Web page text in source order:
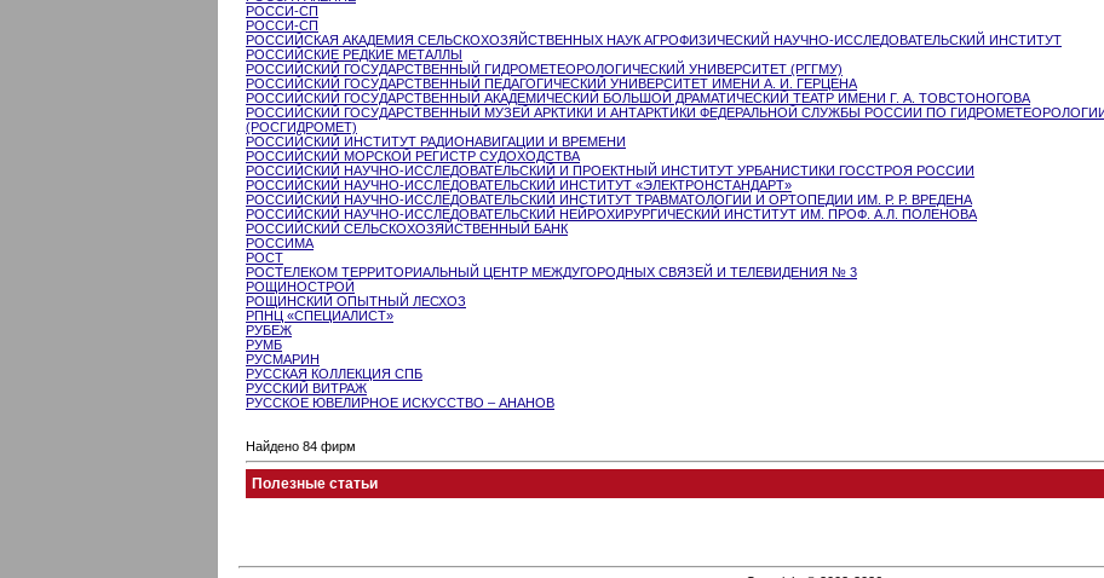
РОССИ-СП
РОССИ-СП
РОССИЙСКАЯ АКАДЕМИЯ СЕЛЬСКОХОЗЯЙСТВЕННЫХ НАУК АГРОФИЗИЧЕСКИЙ НАУЧНО-ИССЛЕДОВАТЕЛЬСКИЙ ИНСТИТУТ
РОССИЙСКИЕ РЕДКИЕ МЕТАЛЛЫ
РОССИЙСКИЙ ГОСУДАРСТВЕННЫЙ ГИДРОМЕТЕОРОЛОГИЧЕСКИЙ УНИВЕРСИТЕТ (РГГМУ)
РОССИЙСКИЙ ГОСУДАРСТВЕННЫЙ ПЕДАГОГИЧЕСКИЙ УНИВЕРСИТЕТ ИМЕНИ А. И. ГЕРЦЕНА
РОССИЙСКИЙ ГОСУДАРСТВЕННЫЙ АКАДЕМИЧЕСКИЙ БОЛЬШОЙ ДРАМАТИЧЕСКИЙ ТЕАТР ИМЕНИ Г. А. ТОВСТОНОГОВА
РОССИЙСКИЙ ГОСУДАРСТВЕННЫЙ МУЗЕЙ АРКТИКИ И АНТАРКТИКИ ФЕДЕРАЛЬНОЙ СЛУЖБЫ РОССИИ ПО
(РОСГИДРОМЕТ)
РОССИЙСКИЙ ИНСТИТУТ РАДИОНАВИГАЦИИ И ВРЕМЕНИ
РОССИЙСКИЙ МОРСКОЙ РЕГИСТР СУДОХОДСТВА
РОССИЙСКИЙ НАУЧНО-ИССЛЕДОВАТЕЛЬСКИЙ И ПРОЕКТНЫЙ ИНСТИТУТ УРБАНИСТИКИ ГОССТРОЯ РОССИИ
РОССИЙСКИЙ НАУЧНО-ИССЛЕДОВАТЕЛЬСКИЙ ИНСТИТУТ «ЭЛЕКТРОНСТАНДАРТ»
РОССИЙСКИЙ НАУЧНО-ИССЛЕДОВАТЕЛЬСКИЙ ИНСТИТУТ ТРАВМАТОЛОГИИ И ОРТОПЕДИИ ИМ. Р. Р. ВРЕДЕНА
РОССИЙСКИЙ НАУЧНО-ИССЛЕДОВАТЕЛЬСКИЙ НЕЙРОХИРУРГИЧЕСКИЙ ИНСТИТУТ ИМ. ПРОФ. А.Л. ПОЛЕНОВА
РОССИЙСКИЙ СЕЛЬСКОХОЗЯЙСТВЕННЫЙ БАНК
РОССИМА
РОСТ
РОСТЕЛЕКОМ ТЕРРИТОРИАЛЬНЫЙ ЦЕНТР МЕЖДУГОРОДНЫХ СВЯЗЕЙ И ТЕЛЕВИДЕНИЯ № 3
РОЩИНОСТРОЙ
РОЩИНСКИЙ ОПЫТНЫЙ ЛЕСХОЗ
РПНЦ «СПЕЦИАЛИСТ»
РУБЕЖ
РУМБ
РУСМАРИН
РУССКАЯ КОЛЛЕКЦИЯ СПБ
РУССКИЙ ВИТРАЖ
РУССКОЕ ЮВЕЛИРНОЕ ИСКУССТВО – АНАНОВ
Найдено 84 фирм
Полезные статьи